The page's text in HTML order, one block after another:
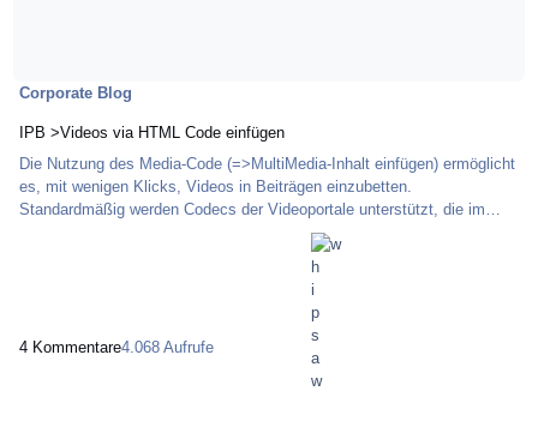
Corporate Blog
IPB >Videos via HTML Code einfügen
Die Nutzung des Media-Code (=>MultiMedia-Inhalt einfügen) ermöglicht
es, mit wenigen Klicks, Videos in Beiträgen einzubetten.
Standardmäßig werden Codecs der Videoportale unterstützt, die im
internationalen Vergleich die größte Reichweite haben. Die
Kompatibilität zu kleineren und weniger reichweitenstarken Portalen
lässt sich nur durch Anpassung des Codes erreichen. Das wiederum
bedeutet, dass unsere Programmierer Hand anlegen müssen, um
selbiges zu ermöglichen. Nicht immer besteht
4 Kommentare4.068 Aufrufe